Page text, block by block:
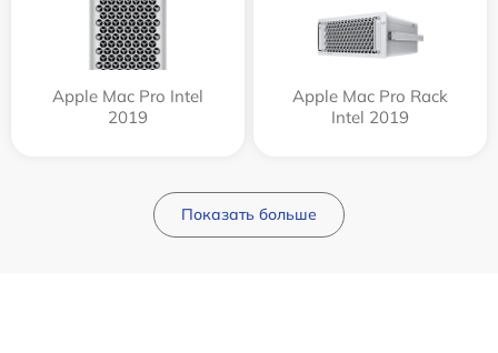
Apple Mac Pro Intel
2019
Apple Mac Pro Rack
Intel 2019
Показать больше